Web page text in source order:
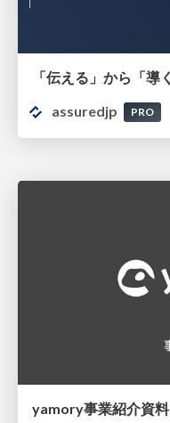
assuredjp
PRO
yamory事業紹介資料